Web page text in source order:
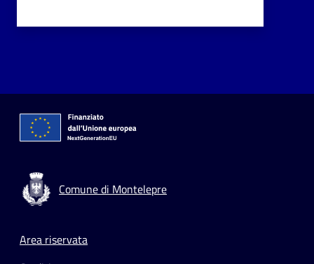
Comune di Montelepre
Footer menu
Area riservata